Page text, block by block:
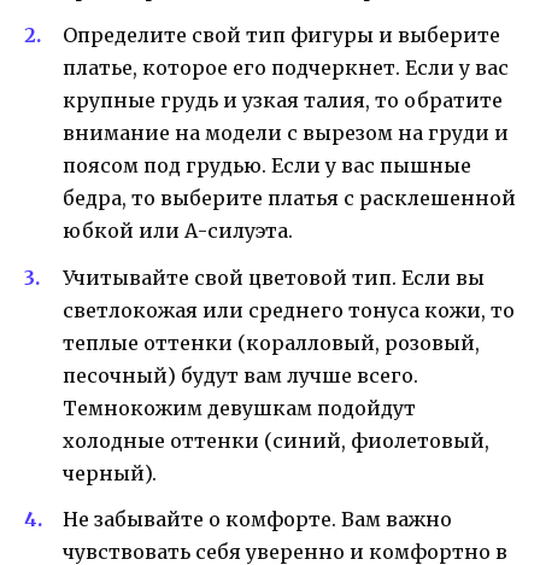
Определите свой тип фигуры и выберите
платье, которое его подчеркнет. Если у вас
крупные грудь и узкая талия, то обратите
внимание на модели с вырезом на груди и
поясом под грудью. Если у вас пышные
бедра, то выберите платья с расклешенной
юбкой или А-силуэта.
Учитывайте свой цветовой тип. Если вы
светлокожая или среднего тонуса кожи, то
теплые оттенки (коралловый, розовый,
песочный) будут вам лучше всего.
Темнокожим девушкам подойдут
холодные оттенки (синий, фиолетовый,
черный).
Не забывайте о комфорте. Вам важно
чувствовать себя уверенно и комфортно в